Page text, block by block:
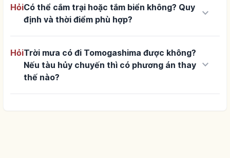
HỏiCó thể cắm trại hoặc tắm biển không? Quy
định và thời điểm phù hợp?
keyboard_arrow_down
HỏiTrời mưa có đi Tomogashima được không?
Nếu tàu hủy chuyến thì có phương án thay
thế nào?
keyboard_arrow_down